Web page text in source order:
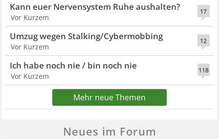
17
Kann euer Nervensystem Ruhe aushalten?
Vor Kurzem
12
Umzug wegen Stalking/Cybermobbing
Vor Kurzem
118
Ich habe noch nie / bin noch nie
Vor Kurzem
Mehr neue Themen
Neues im Forum